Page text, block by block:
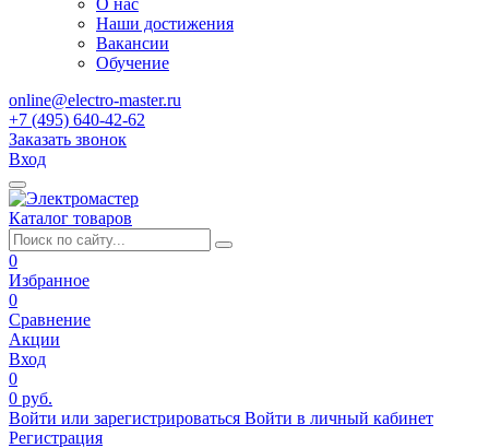
О нас
Наши достижения
Вакансии
Обучение
online@electro-master.ru
+7 (495) 640-42-62
Заказать звонок
Вход
Каталог товаров
0
Избранное
0
Сравнение
Акции
Вход
0
0 руб.
Войти или зарегистрироваться Войти в личный кабинет
Регистрация